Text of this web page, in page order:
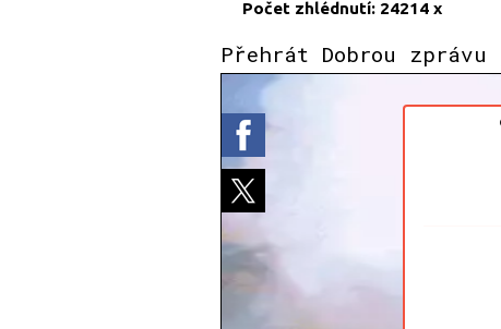
Počet zhlédnutí: 24214 x
Přehrát Dobrou